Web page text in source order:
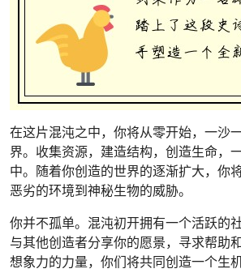
在这片混沌之中，你将从零开始，一沙
界。收集资源，建造结构，创造生命，
中。随着你创造的世界的逐渐扩大，你
恶劣的环境到神秘生物的威胁。
你并不孤单。混沌初开拥有一个活跃的
与其他创造者分享你的愿景，寻求帮助
想象力的力量，你们将共同创造一个生